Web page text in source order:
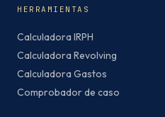
HERRAMIENTAS
Calculadora IRPH
Calculadora Revolving
Calculadora Gastos
Comprobador de caso